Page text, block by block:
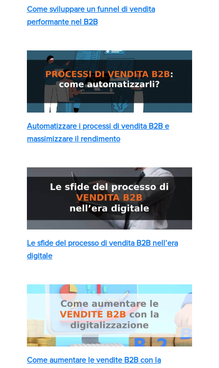
Come sviluppare un funnel di vendita
performante nel B2B
Automatizzare i processi di vendita B2B e
massimizzare il rendimento
Le sfide del processo di vendita B2B nell’era
digitale
Come aumentare le vendite B2B con la